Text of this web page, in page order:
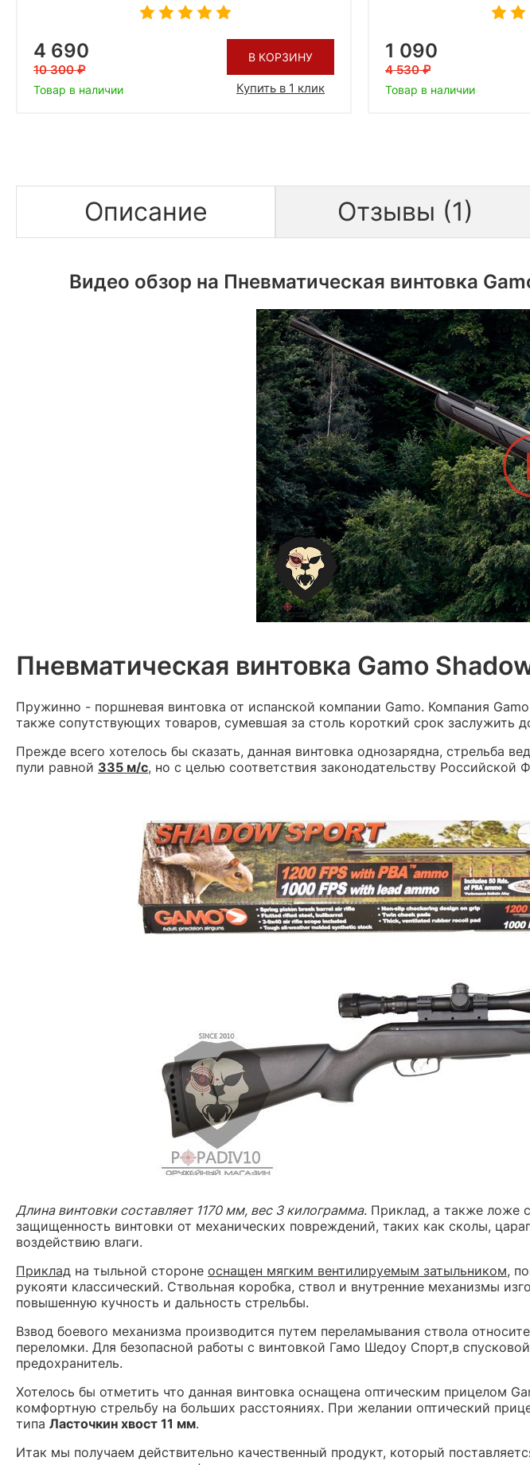
4 690
10 300
Товар в наличии
В КОРЗИНУ
Купить в 1 клик
1 090
4 530
Товар в наличии
Описание Отзывы (1)
Видео обзор на Пневматическая винтовка
Пневматическая винтовка Gamo
Пружинно - поршневая винтовка от испанской компании Gamo. Компания
также сопутствующих товаров, сумевшая за столь короткий срок заслужить
Прежде всего хотелось бы сказать, данная винтовка однозарядна, стрельба
пули равной 335 м/c, но с целью соответствия законодательству
Длина винтовки составляет 1170 мм, вес 3 килограмма. Приклад, а также ложе
защищенность винтовки от механических повреждений, таких как сколы,
воздействию влаги.
Приклад на тыльной стороне оснащен мягким вентилируемым затыльником,
рукояти классический. Ствольная коробка, ствол и внутренние механизмы
повышенную кучность и дальность стрельбы.
Взвод боевого механизма производится путем переламывания ствола
переломки. Для безопасной работы с винтовкой Гамо Шедоу Спорт,в
предохранитель.
Хотелось бы отметить что данная винтовка оснащена оптическим прицелом
комфортную стрельбу на больших расстояниях. При желании оптический
типа Ласточкин хвост 11 мм.
Итак мы получаем действительно качественный продукт, который